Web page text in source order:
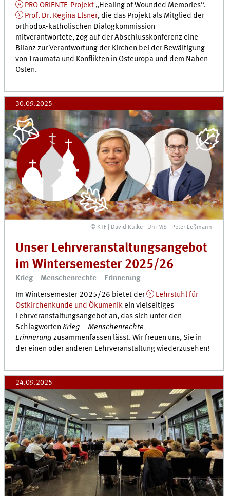
PRO ORIENTE-Projekt „Healing of Wounded Memories“.
Prof. Dr. Regina Elsner, die das Projekt als Mitglied der
orthodox-katholischen Dialogkommission
mitverantwortete, zog auf der Abschlusskonferenz eine
Bilanz zur Verantwortung der Kirchen bei der Bewältigung
von Traumata und Konflikten in Osteuropa und dem Nahen
Osten.
30.09.2025
© KTF | David Kulke | Uni MS | Peter Leßmann
Unser Lehrveranstaltungsangebot
im Wintersemester 2025/26
Krieg – Menschenrechte – Erinnerung
Im Wintersemester 2025/26 bietet der
Lehrstuhl für
Ostkirchenkunde und Ökumenik ein vielseitiges
Lehrveranstaltungsangebot an, das sich unter den
SchlagwortenKrieg – Menschenrechte –
Erinnerung zusammenfassen lässt. Wir freuen uns, Sie in
der einen oder anderen Lehrveranstaltung wiederzusehen!
24.09.2025